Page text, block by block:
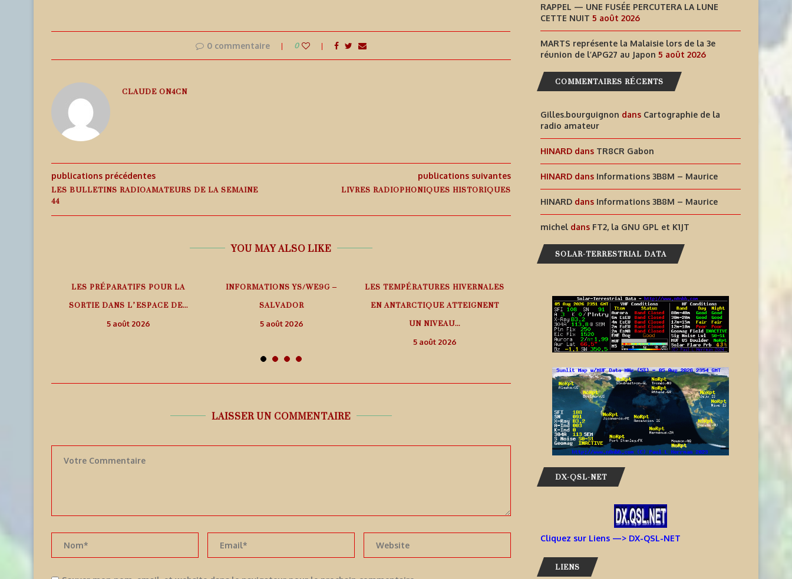
0 commentaire 0
CLAUDE ON4CN
publications précédentes
LES BULLETINS RADIOAMATEURS DE LA SEMAINE
44
publications suivantes
LIVRES RADIOPHONIQUES HISTORIQUES
YOU MAY ALSO LIKE
LES PRÉPARATIFS POUR LA
SORTIE DANS L’ESPACE DE...
5 août 2026
INFORMATIONS YS/WE9G –
SALVADOR
5 août 2026
LES TEMPÉRATURES HIVERNALES
EN ANTARCTIQUE ATTEIGNENT
UN NIVEAU...
5 août 2026
PERCUTERA LA LUNE CETTE...
5 août 2026
MARTS REPRÉSENTE LA
LORS DE LA 3E...
5 août 2026
LAISSER UN COMMENTAIRE
RAPPEL — UNE FUSÉE PERCUTERA LA LUNE
CETTE NUIT 5 août 2026
MARTS représente la Malaisie lors de la 3e
réunion de l’APG27 au Japon 5 août 2026
COMMENTAIRES RÉCENTS
Gilles.bourguignon dans Cartographie de la
radio amateur
HINARD dans TR8CR Gabon
HINARD dans Informations 3B8M – Maurice
HINARD dans Informations 3B8M – Maurice
michel dans FT2, la GNU GPL et K1JT
SOLAR-TERRESTRIAL DATA
DX-QSL-NET
Cliquez sur Liens —> DX-QSL-NET
LIENS